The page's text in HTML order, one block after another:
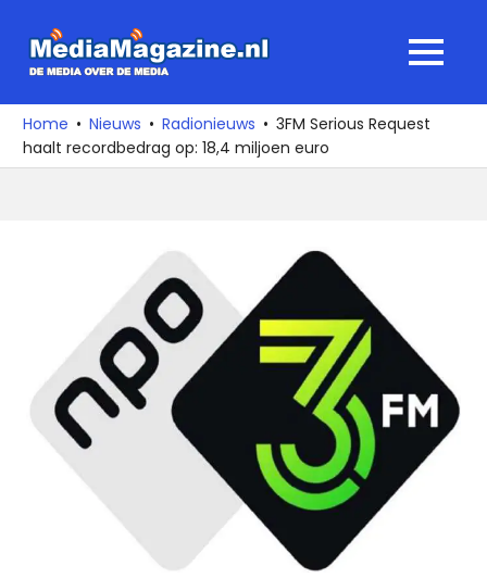
naar
media
over
de
MENU
Home Nieuws Radionieuws
3FM Serious Request
haalt recordbedrag op: 18,4 miljoen euro